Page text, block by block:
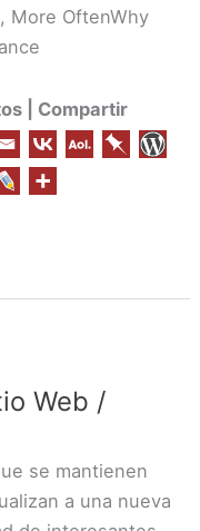
More OftenWhy
| Compartir
Web /
se mantienen
a una nueva